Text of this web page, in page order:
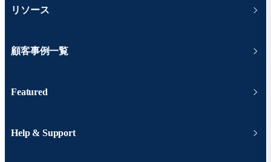
リソース
顧客事例一覧
Featured
Help & Support